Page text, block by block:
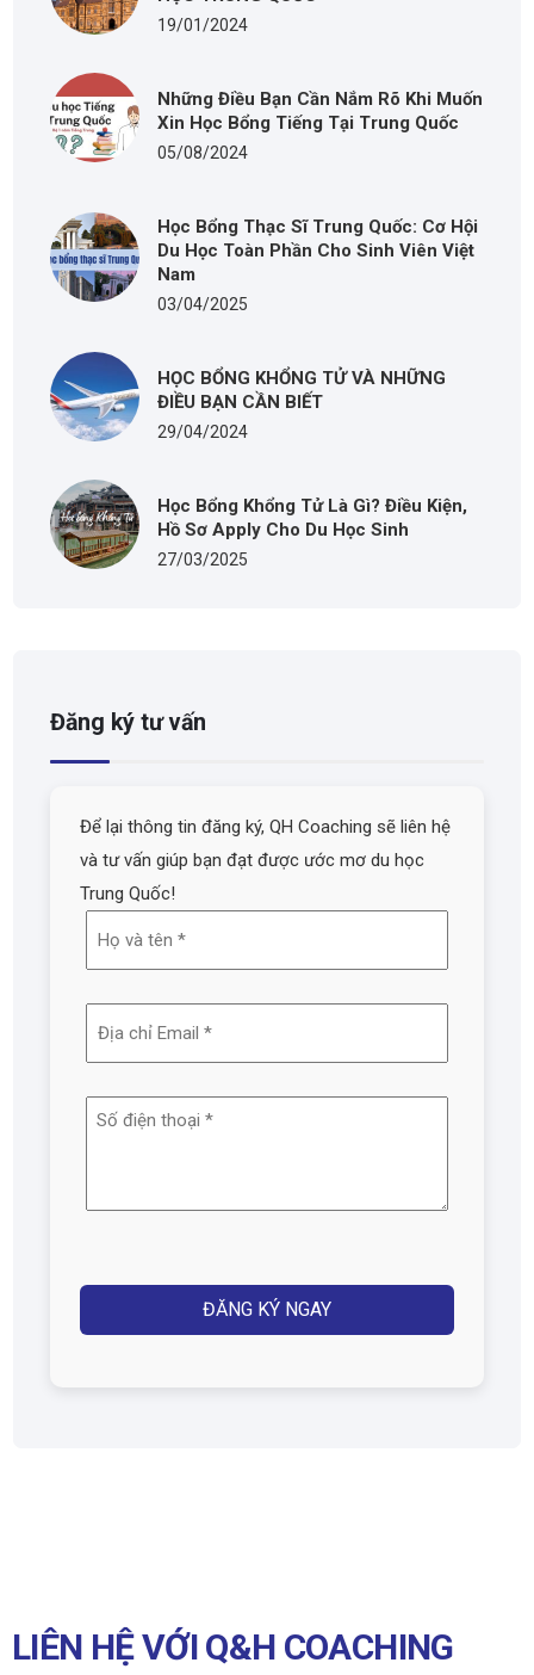
19/01/2024
Những Điều Bạn Cần Nắm Rõ Khi Muốn
Xin Học Bổng Tiếng Tại Trung Quốc
05/08/2024
Học Bổng Thạc Sĩ Trung Quốc: Cơ Hội
Du Học Toàn Phần Cho Sinh Viên Việt
Nam
03/04/2025
HỌC BỔNG KHỔNG TỬ VÀ NHỮNG
ĐIỀU BẠN CẦN BIẾT
29/04/2024
Học Bổng Khổng Tử Là Gì? Điều Kiện,
Hồ Sơ Apply Cho Du Học Sinh
27/03/2025
Đăng ký tư vấn
Để lại thông tin đăng ký, QH Coaching sẽ liên hệ
và tư vấn giúp bạn đạt được ước mơ du học
Trung Quốc!
tên
(Required)
email
(Required)
Số
LIÊN HỆ VỚI Q&H COACHING